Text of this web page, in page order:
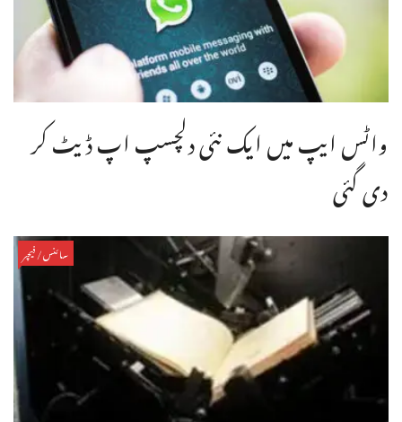
واٹس ایپ میں ایک نئی دلچسپ اپ ڈیٹ کر
دی گئی
سائنس/فیچر